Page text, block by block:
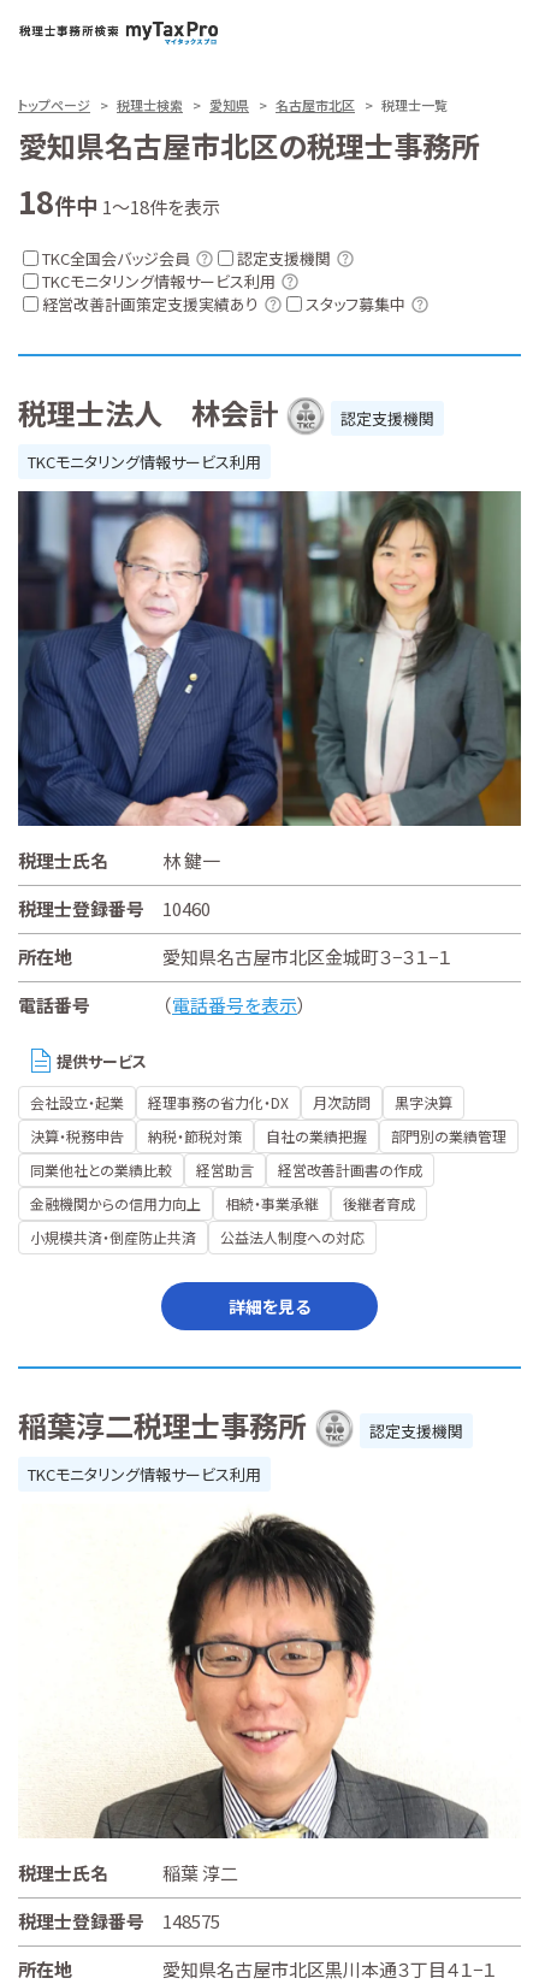
トップページ 税理士検索 愛知県 名古屋市北区 税理士一覧
愛知県名古屋市北区の税理士事務所
18件中 1～18件を表示
TKC全国会バッジ会員
認定支援機関
TKCモニタリング情報サービス利用
経営改善計画策定支援実績あり
スタッフ募集中
税理士法人 林会計
認定支援機関
TKCモニタリング情報サービス利用
税理士氏名
林 鍵一
税理士登録番号
10460
所在地
愛知県名古屋市北区金城町３−３１−１
電話番号
（電話番号を表示）
提供サービス
会社設立・起業 経理事務の省力化・DX 月次訪問
黒字決算
決算・税務申告
納税・節税対策 自社の業績把握
部門別の業績管理
同業他社との業績比較
経営助言
経営改善計画書の作成
金融機関からの信用力向上
相続・事業承継
後継者育成
小規模共済・倒産防止共済
公益法人制度への対応
詳細を見る
稲葉淳二税理士事務所
認定支援機関
TKCモニタリング情報サービス利用
税理士氏名
稲葉 淳二
税理士登録番号
148575
所在地
愛知県名古屋市北区黒川本通３丁目４１−１